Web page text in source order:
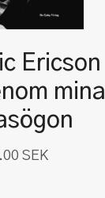
Ericson
mina
SEK